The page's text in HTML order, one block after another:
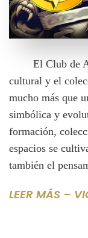
El Club de
cultural y el
mucho más que
simbólica y
formación,
espacios se
también el
LEER MÁS –